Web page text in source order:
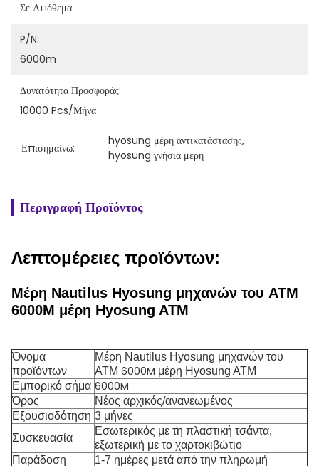
Σε Απόθεμα
P/N:
6000m
Δυνατότητα Προσφοράς:
10000 Pcs/μήνα
Επισημαίνω:
hyosung μέρη αντικατάστασης,
hyosung γνήσια μέρη
Περιγραφή Προϊόντος
Λεπτομέρειες προϊόντων:
Μέρη Nautilus Hyosung μηχανών του ATM
6000M μέρη Hyosung ATM
Όνομα
προϊόντων
Μέρη Nautilus Hyosung μηχανών του
ATM 6000M μέρη Hyosung ATM
Εμπορικό σήμα 6000M
Όρος
Νέος αρχικός/ανανεωμένος
Εξουσιοδότηση 3 μήνες
Συσκευασία
Εσωτερικός με τη πλαστική τσάντα,
εξωτερική με το χαρτοκιβώτιο
Παράδοση
1-7 ημέρες μετά από την πληρωμή